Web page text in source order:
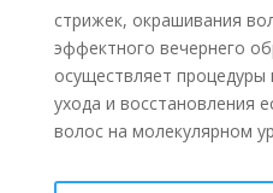
стрижек, окрашивания
эффектного вечернего
осуществляет
ухода и восстановления
волос на молекулярном